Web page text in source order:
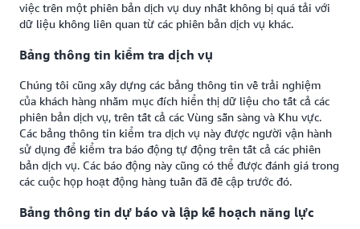
việc trên một phiên bản dịch vụ duy nhất không bị quá tải với
dữ liệu không liên quan từ các phiên bản dịch vụ khác.
Bảng thông tin kiểm tra dịch vụ
Chúng tôi cũng xây dựng các bảng thông tin về trải nghiệm
của khách hàng nhằm mục đích hiển thị dữ liệu cho tất cả các
phiên bản dịch vụ, trên tất cả các Vùng sẵn sàng và Khu vực.
Các bảng thông tin kiểm tra dịch vụ này được người vận hành
sử dụng để kiểm tra báo động tự động trên tất cả các phiên
bản dịch vụ. Các báo động này cũng có thể được đánh giá trong
các cuộc họp hoạt động hàng tuần đã đề cập trước đó.
Bảng thông tin dự báo và lập kế hoạch năng lực